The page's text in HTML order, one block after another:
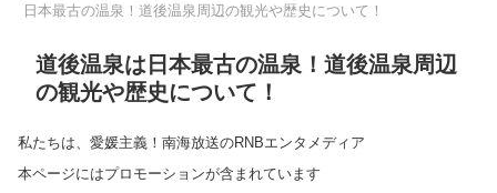
日本最古の温泉！道後温泉周辺の観光や歴史について！
道後温泉は日本最古の温泉！道後温泉周辺
の観光や歴史について！
私たちは、愛媛主義！南海放送のRNBエンタメディア
本ページにはプロモーションが含まれています